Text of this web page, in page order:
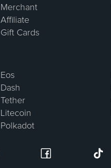
Merchant
Affiliate
Gift Cards
Eos
Dash
Tether
Litecoin
Polkadot